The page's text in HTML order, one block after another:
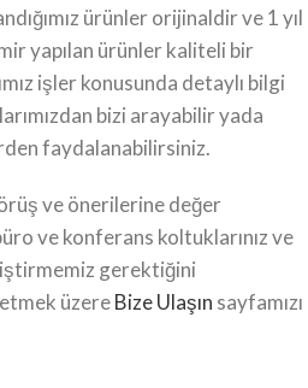
ürünler orijinaldir ve 1 yıl
yapılan ürünler kaliteli bir
işler konusunda detaylı bilgi
bizi arayabilir yada
faydalanabilirsiniz.
ve önerilerine değer
ve konferans koltuklarınız ve
gerektiğini
üzereBize Ulaşın sayfamızı